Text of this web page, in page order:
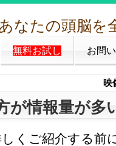
無料お試し お問
映
が情報量が多
くご紹介する前